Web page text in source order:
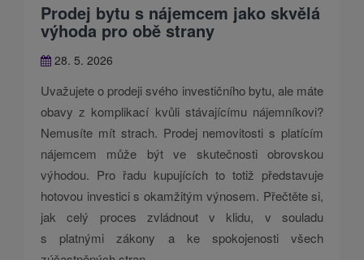
Prodej bytu s nájemcem jako skvělá
výhoda pro obě strany
28. 5. 2026
Uvažujete o prodeji svého investičního bytu, ale máte
obavy z komplikací kvůli stávajícímu nájemníkovi?
Nemusíte mít strach. Prodej nemovitosti s platícím
nájemcem může být ve skutečnosti obrovskou
výhodou. Pro řadu kupujících to totiž představuje
hotovou investici s okamžitým výnosem. Přečtěte si,
jak celý proces zvládnout v klidu, v souladu
s platnými zákony a ke spokojenosti všech